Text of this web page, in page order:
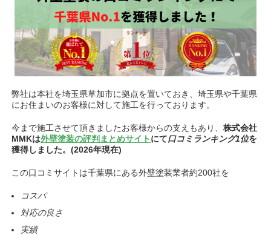
弊社は本社を埼玉県草加市に拠点を置いておき、埼玉県や千葉県
にお住まいのお客様に対して施工を行っております。
今まで施工させて頂きましたお客様からの支えもあり、株式会社
MMKは外壁塗装の評判まとめサイト にて口コミランキング1位を
獲得しました。(2026年現在)
この口コミサイトは千葉県にある外壁塗装業者約200社を
コスパ
対応の良さ
実績